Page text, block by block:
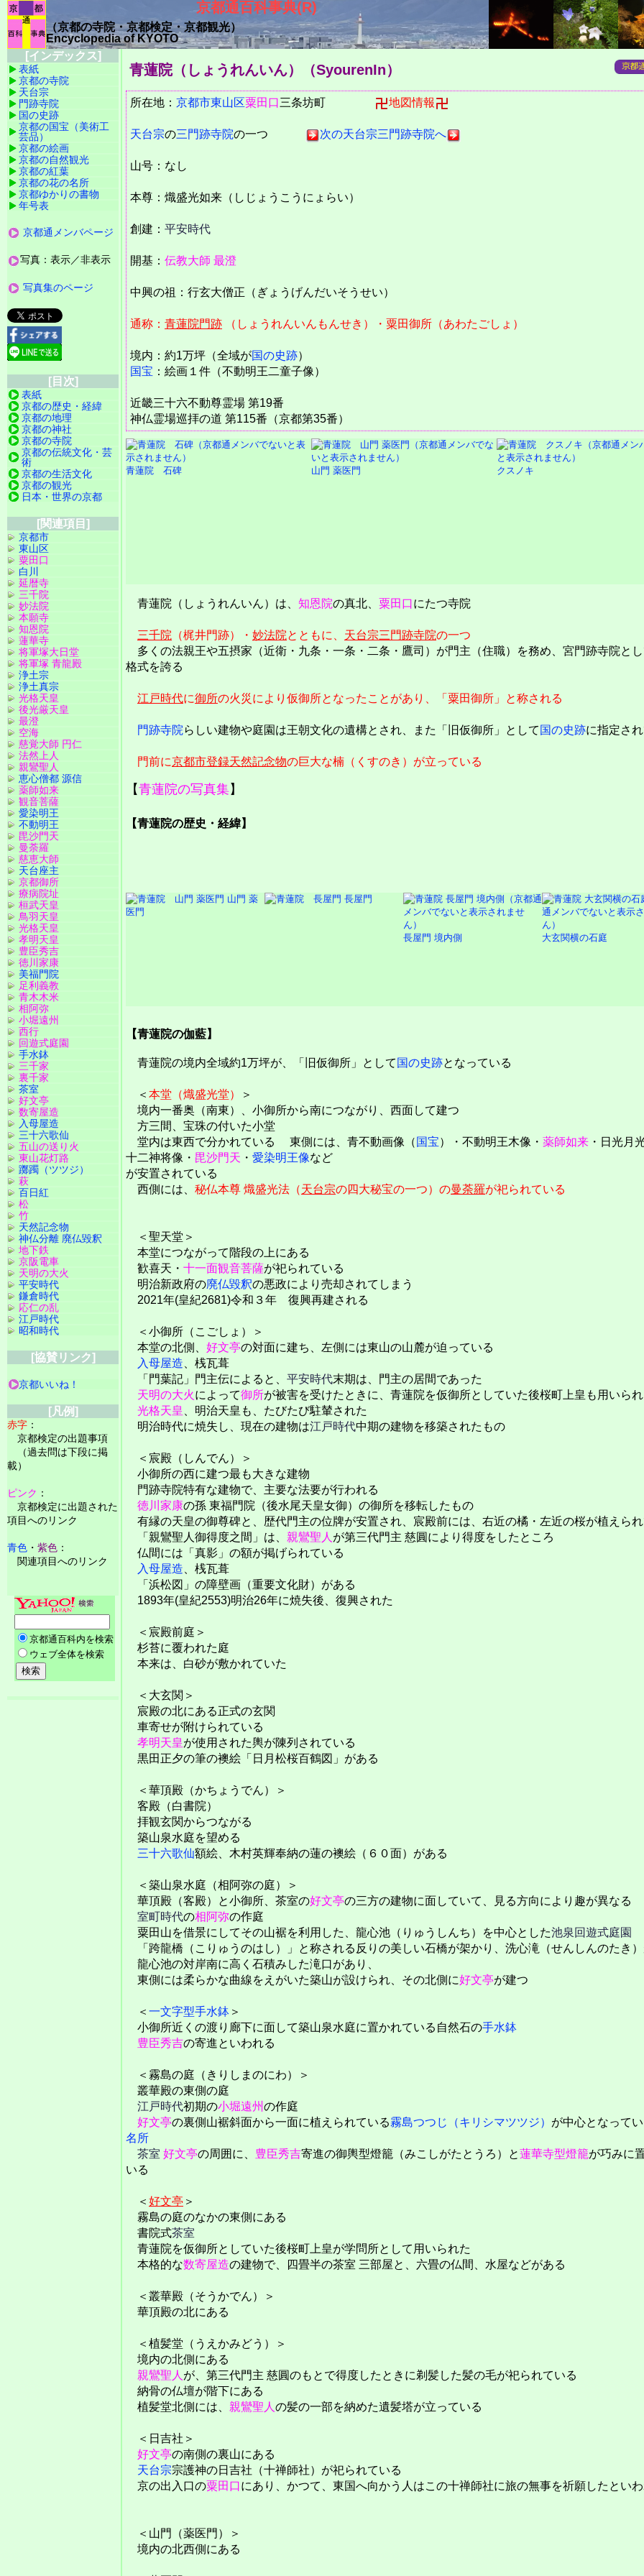
京都通百科事典(R)
（京都の寺院・京都検定・京都観光）
Encyclopedia of KYOTO
青蓮院（しょうれんいん） （SyourenIn）
所在地： 京都市東山区粟田口三条坊町 地図情報
天台宗の三門跡寺院の一つ 次の天台宗三門跡寺院へ
山号：なし
本尊：熾盛光如来（しじょうこうにょらい）
創建： 平安時代
開基： 伝教大師 最澄
中興の祖：行玄大僧正（ぎょうげんだいそうせい）
通称： 青蓮院門跡 （しょうれんいんもんせき）・粟田御所（あわたごしょ）
境内：約1万坪（全域が国の史跡）
国宝 ：絵画１件（不動明王二童子像）
近畿三十六不動尊霊場 第19番
神仏霊場巡拝の道 第115番（京都第35番）
青蓮院 石碑 山門 薬医門 クスノキ
青蓮院（しょうれんいん）は、 知恩院の真北、 粟田口にたつ寺院
三千院 （梶井門跡）・ 妙法院とともに、 天台宗三門跡寺院の一つ
多くの法親王や五摂家（近衛・九条・一条・二条・鷹司）が門主（住職）を務め、宮門跡寺院と
格式を誇る
江戸時代に御所の火災により仮御所となったことがあり、「粟田御所」と称される
門跡寺院らしい建物や庭園は王朝文化の遺構とされ、また「旧仮御所」として 国の史跡に指定さ
門前に京都市登録天然記念物の巨大な楠（くすのき）が立っている
【青蓮院の写真集】
【青蓮院の歴史・経緯】
山門 薬
医門
長屋門
長屋門 境内側 大玄関横の石庭
【青蓮院の伽藍】
青蓮院の境内全域約1万坪が、「旧仮御所」として 国の史跡となっている
＜ 本堂（熾盛光堂）
＞
境内一番奥（南東）、小御所から南につながり、西面して建つ
方三間、宝珠の付いた小堂
堂内は東西で分かれている 東側には、青不動画像（ 国宝）・不動明王木像・ 薬師如来 ・日光月
十二神将像・ 毘沙門天 ・ 愛染明王像など
が安置されている
西側には、 秘仏本尊 熾盛光法（天台宗の四大秘宝の一つ）の曼荼羅が祀られている
＜聖天堂＞
本堂につながって階段の上にある
歓喜天・ 十一面観音菩薩が祀られている
明治新政府の廃仏毀釈の悪政により売却されてしまう
2021年(皇紀2681)令和３年 復興再建される
＜小御所（こごしょ）＞
本堂の北側、 好文亭の対面に建ち、左側には東山の山麓が迫っている
入母屋造 、桟瓦葺
「門葉記」門主伝によると、 平安時代末期は、門主の居間であった
天明の大火によって御所が被害を受けたときに、青蓮院を仮御所としていた後桜町上皇も用いら
光格天皇
、明治天皇も、たびたび駐輦された
明治時代に焼失し、現在の建物は江戸時代中期の建物を移築されたもの
＜宸殿（しんでん）＞
小御所の西に建つ最も大きな建物
門跡寺院特有な建物で、主要な法要が行われる
徳川家康の孫 東福門院（後水尾天皇女御）の御所を移転したもの
有縁の天皇の御尊碑と、歴代門主の位牌が安置され、宸殿前には、右近の橘・左近の桜が植えら
「親鸞聖人御得度之間」は、 親鸞聖人 が第三代門主 慈圓により得度をしたところ
仏間には「真影」の額が掲げられている
入母屋造 、桟瓦葺
「浜松図」の障壁画（重要文化財）がある
1893年(皇紀2553)明治26年に焼失後、復興された
＜宸殿前庭＞
杉苔に覆われた庭
本来は、白砂が敷かれていた
＜大玄関＞
宸殿の北にある正式の玄関
車寄せが附けられている
孝明天皇が使用された輿が陳列されている
黒田正夕の筆の襖絵「日月松桜百鶴図」がある
＜華頂殿（かちょうでん）＞
客殿（白書院）
拝観玄関からつながる
築山泉水庭を望める
三十六歌仙額絵、木村英輝奉納の蓮の襖絵（６０面）がある
＜築山泉水庭（相阿弥の庭）＞
華頂殿（客殿）と小御所、茶室の好文亭の三方の建物に面していて、見る方向により趣が異なる
室町時代の相阿弥の作庭
粟田山を借景にしてその山裾を利用した、龍心池（りゅうしんち）を中心とした池泉回遊式庭園
「跨龍橋（こりゅうのはし）」と称される反りの美しい石橋が架かり、洗心滝（せんしんのたき
龍心池の対岸南に高く石積みした滝口があり、
東側には柔らかな曲線をえがいた築山が設けられ、その北側に好文亭が建つ
＜ 一文字型手水鉢 ＞
小御所近くの渡り廊下に面して築山泉水庭に置かれている自然石の手水鉢
豊臣秀吉の寄進といわれる
＜霧島の庭（きりしまのにわ）＞
叢華殿の東側の庭
江戸時代初期の小堀遠州の作庭
好文亭の裏側山裾斜面から一面に植えられている霧島つつじ（キリシマツツジ） が中心となって
名所
茶室 好文亭の周囲に、 豊臣秀吉寄進の御輿型燈籠（みこしがたとうろ）と蓮華寺型燈籠が巧みに
いる
＜ 好文亭 ＞
霧島の庭のなかの東側にある
書院式茶室
青蓮院を仮御所としていた後桜町上皇が学問所として用いられた
本格的な数寄屋造の建物で、四畳半の茶室 三部屋と、六畳の仏間、水屋などがある
＜叢華殿（そうかでん）＞
華頂殿の北にある
＜植髪堂（うえかみどう）＞
境内の北側にある
親鸞聖人 が、第三代門主 慈圓のもとで得度したときに剃髪した髪の毛が祀られている
納骨の仏壇が階下にある
植髪堂北側には、 親鸞聖人 の髪の一部を納めた遺髪塔が立っている
＜日吉社＞
好文亭の南側の裏山にある
天台宗宗護神の日吉社（十禅師社）が祀られている
京の出入口の粟田口にあり、かつて、東国へ向かう人はこの十禅師社に旅の無事を祈願したとい
＜山門（薬医門）＞
境内の北西側にある
[インデックス]
表紙
京都の寺院
天台宗
門跡寺院
国の史跡
京都の国宝（美術工
芸品）
京都の絵画
京都の自然観光
京都の紅葉
京都の花の名所
京都ゆかりの書物
年号表
京都通メンバページ
写真：表示／非表示
写真集のページ
[目次]
表紙
京都の歴史・経緯
京都の地理
京都の神社
京都の寺院
京都の伝統文化・芸
術
京都の生活文化
京都の観光
日本・世界の京都
[関連項目]
京都市
東山区
粟田口
白川
延暦寺
三千院
妙法院
本願寺
知恩院
蓮華寺
将軍塚大日堂
将軍塚 青龍殿
浄土宗
浄土真宗
光格天皇
後光厳天皇
最澄
空海
慈覚大師 円仁
法然上人
親鸞聖人
恵心僧都 源信
薬師如来
観音菩薩
愛染明王
不動明王
毘沙門天
曼荼羅
慈恵大師
天台座主
京都御所
療病院址
桓武天皇
鳥羽天皇
光格天皇
孝明天皇
豊臣秀吉
徳川家康
美福門院
足利義教
青木木米
相阿弥
小堀遠州
西行
回遊式庭園
手水鉢
三千家
裏千家
茶室
好文亭
数寄屋造
入母屋造
三十六歌仙
五山の送り火
東山花灯路
躑躅（ツツジ）
萩
百日紅
松
竹
天然記念物
神仏分離 廃仏毀釈
地下鉄
京阪電車
天明の大火
平安時代
鎌倉時代
応仁の乱
江戸時代
昭和時代
[協賛リンク]
京都いいね！
[凡例]
赤字 ：
京都検定の出題事項
（過去問は下段に掲
載）
ピンク ：
京都検定に出題された
項目へのリンク
青色 ・ 紫色 ：
関連項目へのリンク